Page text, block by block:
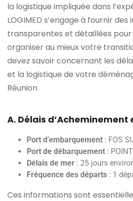
la logistique impliquée dans
LOGIMED s’engage à fournir
transparentes et détaillées pour
organiser au mieux votre
devez savoir concernant les
et la logistique de votre
Réunion.
A. Délais d’Acheminement
Port d’embarquement : FOS
Port de débarquement :
Délais de mer : 25 jours
Fréquence des départs : 1
Ces informations sont